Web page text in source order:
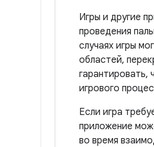
Игры и другие
проведения
случаях игры
областей,
гарантировать,
игрового
Если игра
приложение
во время